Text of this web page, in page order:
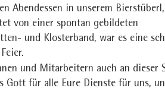
Abendessen in unserem Bierstüberl,
von einer spontan gebildeten
und Klosterband, war es eine
und Mitarbeitern auch an dieser
Gott für alle Eure Dienste für uns,